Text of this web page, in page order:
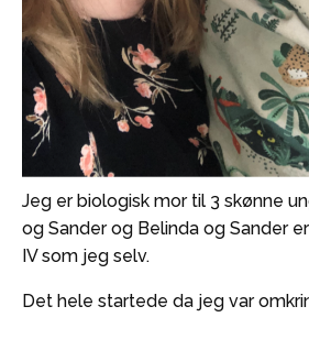
Jeg er biologisk mor til 3 skønne
og Sander og Belinda og Sander
IV som jeg selv.
Det hele startede da jeg var